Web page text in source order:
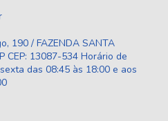
190 / FAZENDA SANTA
CEP: 13087-534 Horário de
das 08:45 às 18:00 e aos